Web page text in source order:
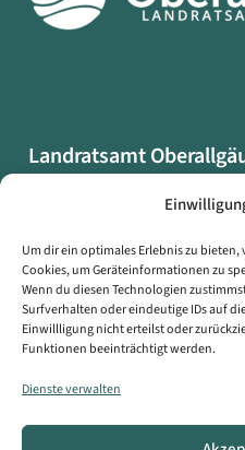
Um dir ein optimales Erlebnis zu
Cookies, um Geräteinformationen zu
Wenn du diesen Technologien
Surfverhalten oder eindeutige IDs auf
Einwillligung nicht erteilst oder
Funktionen beeinträchtigt werden.
Dienste verwalten
Landratsamt
87527 Sonthofen
Impressum
Erklärung zur